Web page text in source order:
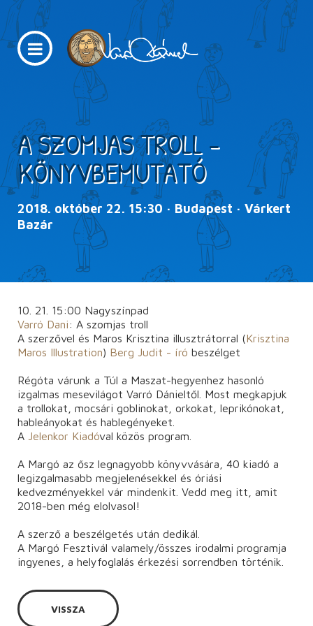
A SZOMJAS TROLL -
KÖNYVBEMUTATÓ
2018. október 22. 15:30 · Budapest · Várkert
Bazár
10. 21. 15:00 Nagyszínpad
Varró Dani: A szomjas troll
A szerzővel és Maros Krisztina illusztrátorral (Krisztina
Maros Illustration) Berg Judit - író beszélget
Régóta várunk a Túl a Maszat-hegyenhez hasonló
izgalmas mesevilágot Varró Dánieltől. Most megkapjuk
a trollokat, mocsári goblinokat, orkokat, leprikónokat,
hableányokat és hablegényeket.
A Jelenkor Kiadóval közös program.
A Margó az ősz legnagyobb könyvvására, 40 kiadó a
legizgalmasabb megjelenésekkel és óriási
kedvezményekkel vár mindenkit. Vedd meg itt, amit
2018-ben még elolvasol!
A szerző a beszélgetés után dedikál.
A Margó Fesztivál valamely/összes irodalmi programja
ingyenes, a helyfoglalás érkezési sorrendben történik.
VISSZA